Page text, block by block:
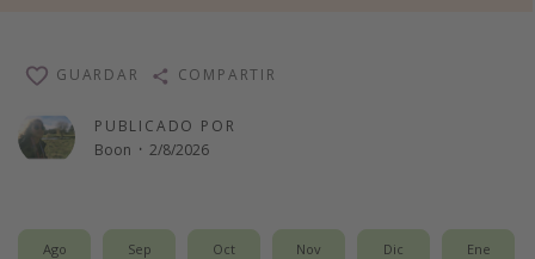
Viajar sola como mujer
Ofertas para Vacaciones Activas
Viajes en familia
Viajes para singles
PUBLICADO POR
Boon · 2/8/2026
GUARDAR COMPARTIR
Ago Sep Oct Nov Dic Ene